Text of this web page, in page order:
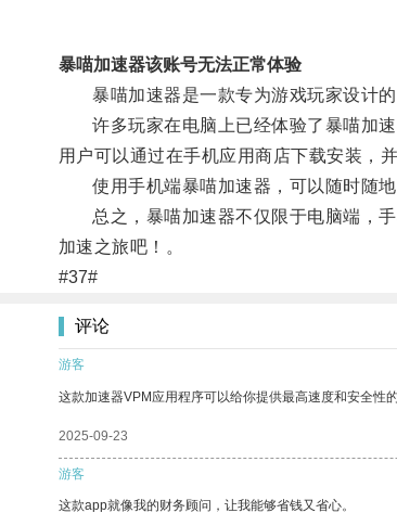
暴喵加速器该账号无法正常体验
暴喵加速器是一款专为游戏玩家设计的
许多玩家在电脑上已经体验了暴喵加速
用户可以通过在手机应用商店下载安装，
使用手机端暴喵加速器，可以随时随地
总之，暴喵加速器不仅限于电脑端，手
加速之旅吧！。
#37#
评论
游客
这款加速器VPM应用程序可以给你提供最高速度和安全性
2025-09-23
游客
这款app就像我的财务顾问，让我能够省钱又省心。